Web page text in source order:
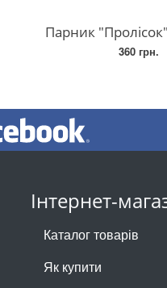
Парник
360 грн.
Інтернет-
Каталог товарів
Як купити